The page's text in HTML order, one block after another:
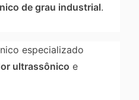
de grau industrial.
especializado
ultrassônico e